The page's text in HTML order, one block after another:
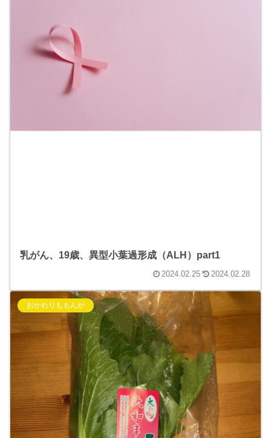
乳がん、19歳、異型小葉過形成（ALH）part1
2024.02.25 2024.02.28
おかわりももんが